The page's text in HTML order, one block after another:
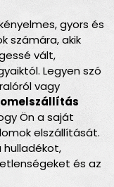
gyors és
számára, akik
vált,
Legyen szó
vagy
Ön a saját
elszállítását.
hulladékot,
és az